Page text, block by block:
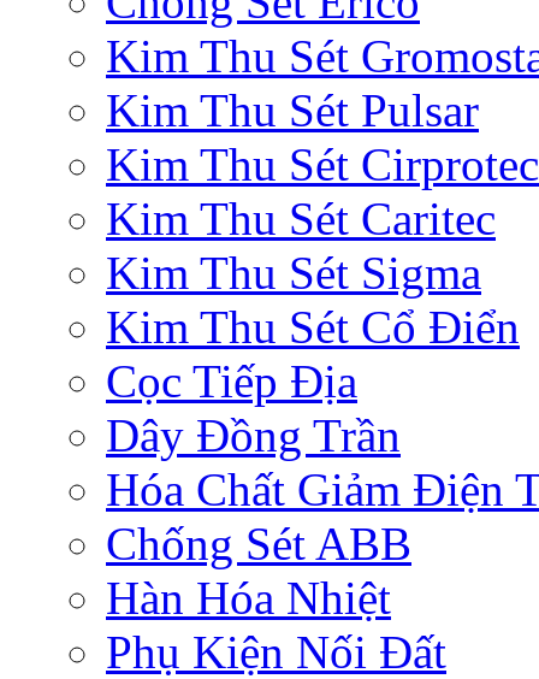
Kim Thu Sét
Kim Thu Sét Pulsar
Kim Thu Sét Cirprotec
Kim Thu Sét Caritec
Kim Thu Sét Sigma
Kim Thu Sét Cổ Điển
Cọc Tiếp Địa
Dây Đồng Trần
Hóa Chất Giảm Điện
Chống Sét ABB
Hàn Hóa Nhiệt
Phụ Kiện Nối Đất